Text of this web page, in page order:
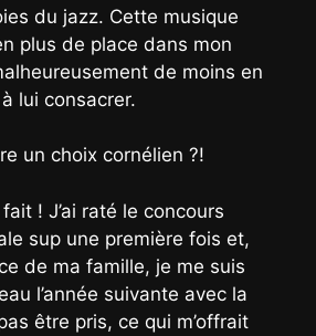
du jazz. Cette musique
plus de place dans mon
de moins en
lui consacrer.
un choix cornélien ?!
! J’ai raté le concours
sup une première fois et,
de ma famille, je me suis
l’année suivante avec la
être pris, ce qui m’offrait